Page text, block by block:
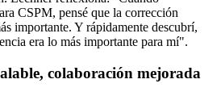
CSPM, pensé que la corrección
importante. Y rápidamente descubrí,
era lo más importante para mí".
colaboración mejorada